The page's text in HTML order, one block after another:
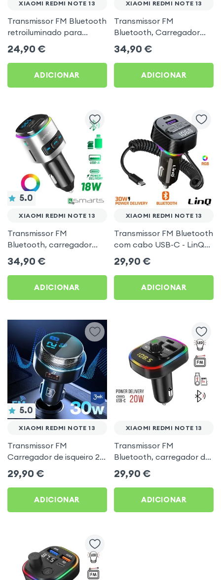
XIAOMI REDMI NOTE 13
Transmissor FM Bluetooth
retroiluminado para
automóvel com
carregamento USB C
Preto
24,90 €
ADICIONAR
XIAOMI REDMI NOTE 13
Transmissor FM
Bluetooth, Carregador
para automóvel Muvit
Preto para Xiaomi Redmi
Note 13
34,90 €
ADICIONAR
5.0
XIAOMI REDMI NOTE 13
Transmissor FM
Bluetooth, carregador
isqueiro USB / USB-C, Kit
mãos livres Multifunção -
4smarts
34,90 €
ADICIONAR
XIAOMI REDMI NOTE 13
Transmissor FM Bluetooth
com cabo USB-C - LinQ
para Xiaomi Redmi Note
13
29,90 €
ADICIONAR
5.0
XIAOMI REDMI NOTE 13
Transmissor FM
Carregador de isqueiro 2x
USB MicroSD 3mk Preto
para Xiaomi Redmi Note
13
29,90 €
ADICIONAR
XIAOMI REDMI NOTE 13
Transmissor FM
Bluetooth, carregador de
automóvel USB / USB-C,
C4 - Preto para Xiaomi
Redmi Note 13
29,90 €
ADICIONAR